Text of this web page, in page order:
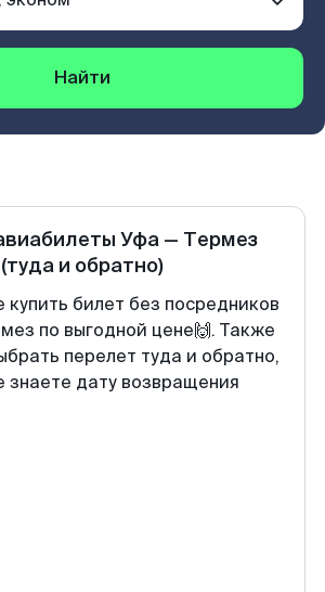
Найти
Уфа — Термез
(туда и обратно)
билет без посредников
по выгодной цене🙌. Также
перелет туда и обратно,
знаете дату возвращения